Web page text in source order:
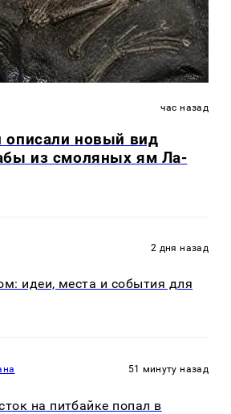
час назад
описали новый вид
из смоляных ям Ла-
2 дня назад
идеи, места и события для
51 минуту назад
на питбайке попал в